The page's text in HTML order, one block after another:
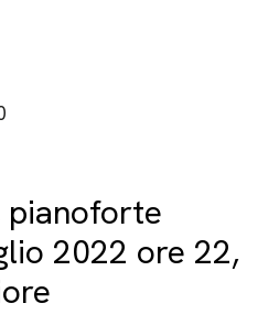
pianoforte
2022 ore 22,